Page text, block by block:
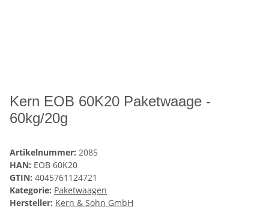
Kern EOB 60K20 Paketwaage -
60kg/20g
Artikelnummer: 2085
HAN: EOB 60K20
GTIN: 4045761124721
Kategorie: Paketwaagen
Hersteller: Kern & Sohn GmbH